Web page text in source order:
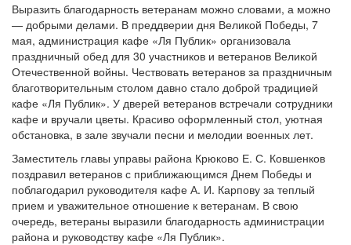
Выразить благодарность ветеранам можно словами, а можно
— добрыми делами. В преддверии дня Великой Победы, 7
мая, администрация кафе «Ля Публик» организовала
праздничный обед для 30 участников и ветеранов Великой
Отечественной войны. Чествовать ветеранов за праздничным
благотворительным столом давно стало доброй традицией
кафе «Ля Публик». У дверей ветеранов встречали сотрудники
кафе и вручали цветы. Красиво оформленный стол, уютная
обстановка, в зале звучали песни и мелодии военных лет.
Заместитель главы управы района Крюково Е. С. Ковшенков
поздравил ветеранов с приближающимся Днем Победы и
поблагодарил руководителя кафе А. И. Карпову за теплый
прием и уважительное отношение к ветеранам. В свою
очередь, ветераны выразили благодарность администрации
района и руководству кафе «Ля Публик».